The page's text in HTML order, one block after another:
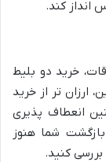
انداز کند.
خرید دو بلیط
ارزان تر از خرید
انعطاف پذیری
شما هنوز
کنید.